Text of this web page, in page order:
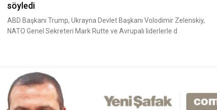
söyledi
ABD Başkanı Trump, Ukrayna Devlet Başkanı Volodimir Zelenskiy,
NATO Genel Sekreteri Mark Rutte ve Avrupalı liderlerle d